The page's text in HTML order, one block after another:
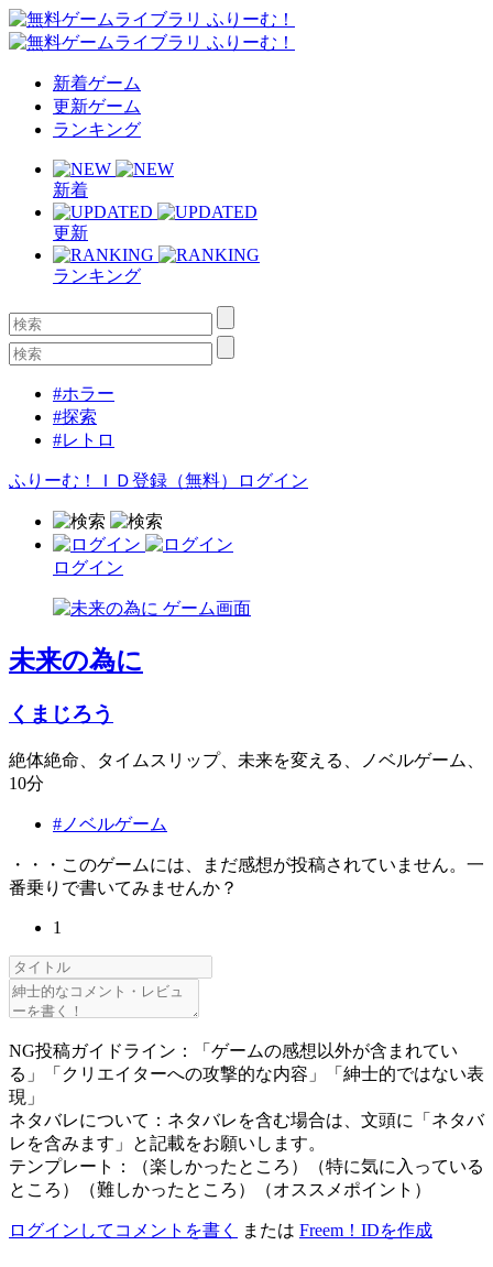
新着ゲーム
更新ゲーム
ランキング
新着
更新
ランキング
#ホラー
#探索
#レトロ
ふりーむ！ＩＤ登録（無料） ログイン
ログイン
未来の為に
くまじろう
絶体絶命、タイムスリップ、未来を変える、ノベルゲーム、
10分
#ノベルゲーム
・・・このゲームには、まだ感想が投稿されていません。一
番乗りで書いてみませんか？
1
NG投稿ガイドライン：「ゲームの感想以外が含まれてい
る」「クリエイターへの攻撃的な内容」「紳士的ではない表
現」
ネタバレについて：ネタバレを含む場合は、文頭に「ネタバ
レを含みます」と記載をお願いします。
テンプレート：（楽しかったところ）（特に気に入っている
ところ）（難しかったところ）（オススメポイント）
ログインしてコメントを書く または Freem！IDを作成